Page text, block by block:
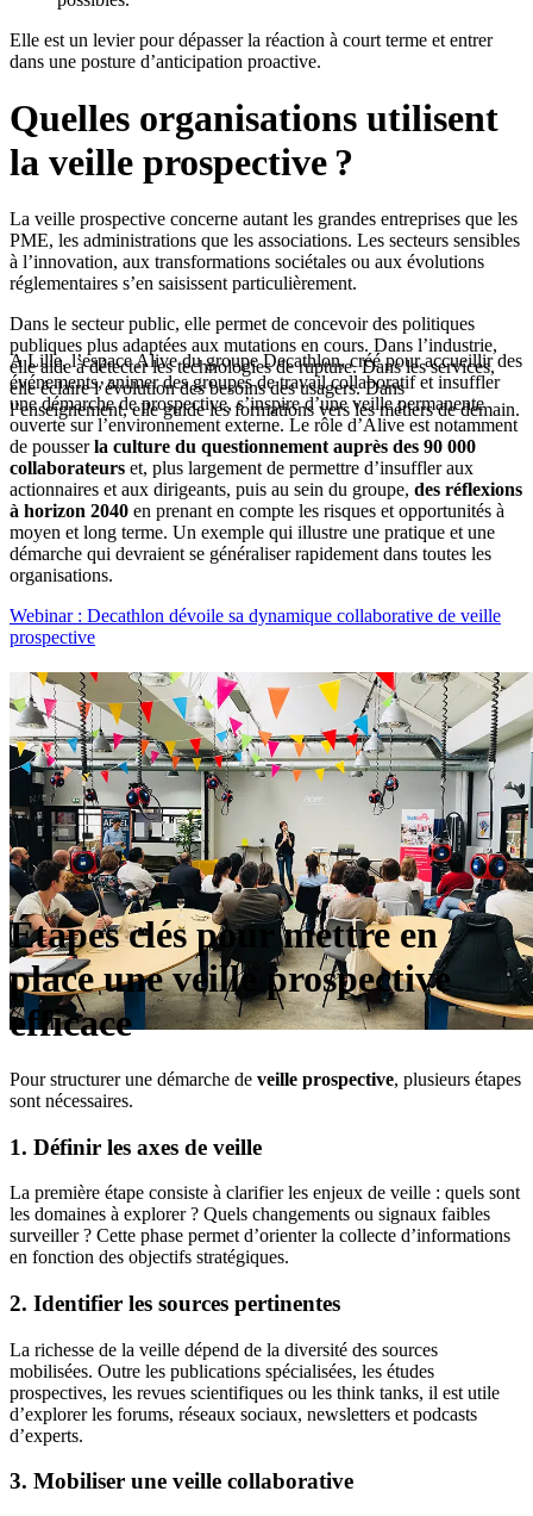
Elle est un levier pour dépasser la réaction à court terme et entrer
dans une posture d’anticipation proactive.
Quelles organisations utilisent
la veille prospective ?
La veille prospective concerne autant les grandes entreprises que les
PME, les administrations que les associations. Les secteurs sensibles
à l’innovation, aux transformations sociétales ou aux évolutions
réglementaires s’en saisissent particulièrement.
Dans le secteur public, elle permet de concevoir des politiques
publiques plus adaptées aux mutations en cours. Dans l’industrie,
elle aide à détecter les technologies de rupture. Dans les services,
elle éclaire l’évolution des besoins des usagers. Dans
l’enseignement, elle guide les formations vers les métiers de demain.
A Lille, l’espace Alive du groupe Decathlon, créé pour accueillir des
événements, animer des groupes de travail collaboratif et insuffler
une démarche de prospective, s’inspire d’une veille permanente
ouverte sur l’environnement externe. Le rôle d’Alive est notamment
de pousserla culture du questionnement auprès des 90 000
collaborateurs et, plus largement de permettre d’insuffler aux
actionnaires et aux dirigeants, puis au sein du groupe, des réflexions
à horizon 2040 en prenant en compte les risques et opportunités à
moyen et long terme. Un exemple qui illustre une pratique et une
démarche qui devraient se généraliser rapidement dans toutes les
organisations.
Webinar : Decathlon dévoile sa dynamique collaborative de veille
prospective
Étapes clés pour mettre en
place une veille prospective
efficace
Pour structurer une démarche de veille prospective, plusieurs étapes
sont nécessaires.
1. Définir les axes de veille
La première étape consiste à clarifier les enjeux de veille : quels sont
les domaines à explorer ? Quels changements ou signaux faibles
surveiller ? Cette phase permet d’orienter la collecte d’informations
en fonction des objectifs stratégiques.
2. Identifier les sources pertinentes
La richesse de la veille dépend de la diversité des sources
mobilisées. Outre les publications spécialisées, les études
prospectives, les revues scientifiques ou les think tanks, il est utile
d’explorer les forums, réseaux sociaux, newsletters et podcasts
d’experts.
3. Mobiliser une veille collaborative